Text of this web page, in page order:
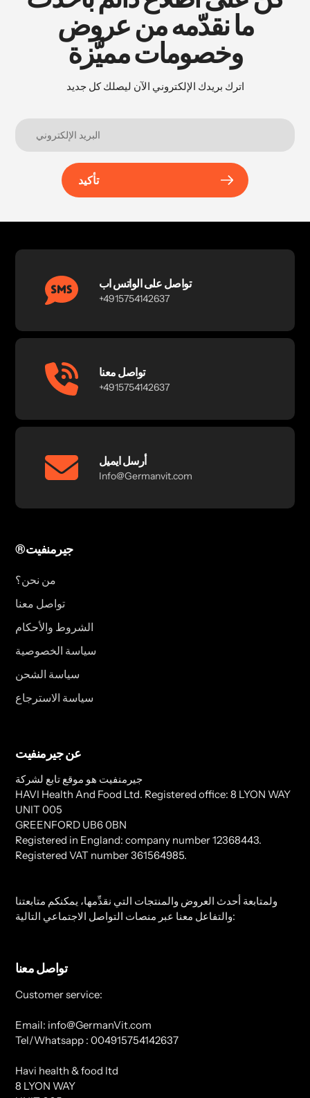
ما نقدّمه من عروض
وخصومات مميَّزة
اترك بريدك الإلكتروني الآن ليصلك كل جديد
تأكيد
تواصل على الواتس اب
+4915754142637
تواصل معنا
+4915754142637
أرسل ايميل
Info@Germanvit.com
®جيرمنفيت
من نحن؟
تواصل معنا
الشروط والأحكام
سياسة الخصوصية
سياسة الشحن
سياسة الاسترجاع
عن جيرمنفيت
جيرمنفيت هو موقع تابع لشركة
HAVI Health And Food Ltd. Registered office: 8 LYON WAY
UNIT 005
GREENFORD UB6 0BN
Registered in England: company number 12368443.
Registered VAT number 361564985.
ولمتابعة أحدث العروض والمنتجات التي نقدِّمها، يمكنكم متابعتنا
والتفاعل معنا عبر منصات التواصل الاجتماعي التالية:
تواصل معنا
Customer service:
Email: info@GermanVit.com
Tel/Whatsapp : 004915754142637
Havi health & food ltd
8 LYON WAY